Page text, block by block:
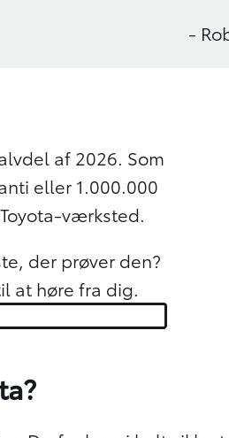
-
af 2026. Som
eller 1.000.000
værksted.
der prøver den?
at høre fra dig.